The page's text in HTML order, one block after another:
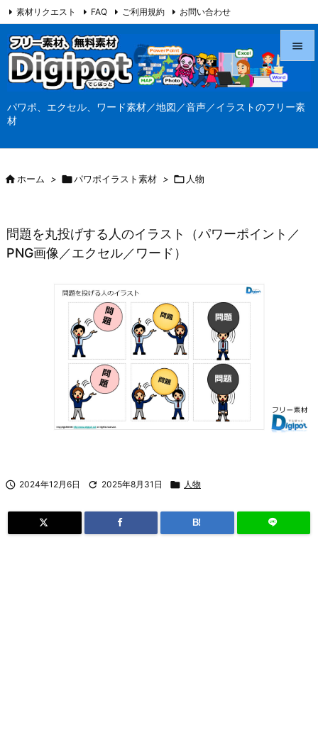
パワポ、エクセル、ワード素材／地図／音声／イラストのフリー素
材



検索
素材リクエスト FAQ ご利用規約 お問い合わせ
当サイト（Digipot.net）について
ホーム > パワポイラスト素材 >  人物
問題を丸投げする人のイラスト（パワーポイント／
PNG画像／エクセル／ワード）
 2024年12月6日  2025年8月31日  人物
B!